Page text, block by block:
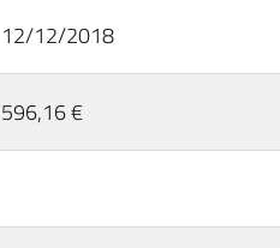
12/12/2018
596,16 €